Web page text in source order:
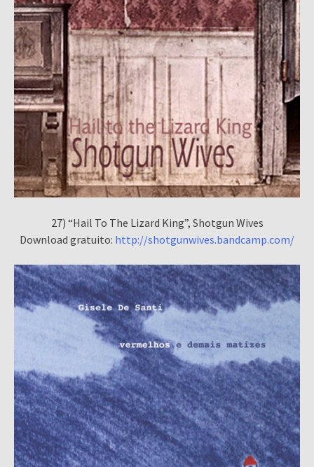
27) “Hail To The Lizard King”, Shotgun Wives
Download gratuito: http://shotgunwives.bandcamp.com/